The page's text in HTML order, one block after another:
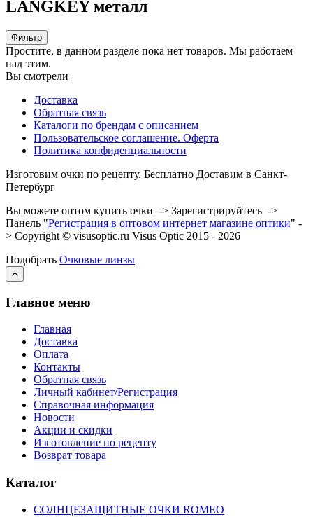
LANGKEY металл
Фильтр
Простите, в данном разделе пока нет товаров. Мы работаем
над этим.
Вы смотрели
Доставка
Обратная связь
Каталоги по брендам с описанием
Пользовательское соглашение. Оферта
Политика конфиденциальности
Изготовим очки по рецепту. Бесплатно Доставим в Санкт-
Петербург
Вы можете оптом купить очки -> Зарегистрируйтесь ->
Панель "Регистрация в оптовом интернет магазине оптики" -
> Copyright © visusoptic.ru Visus Optic 2015 - 2026
Подобрать Очковые линзы
Главное меню
Главная
Доставка
Оплата
Контакты
Обратная связь
Личный кабинет/Регистрация
Справочная информация
Новости
Акции и скидки
Изготовление по рецепту
Возврат товара
Каталог
СОЛНЦЕЗАЩИТНЫЕ ОЧКИ ROMEO